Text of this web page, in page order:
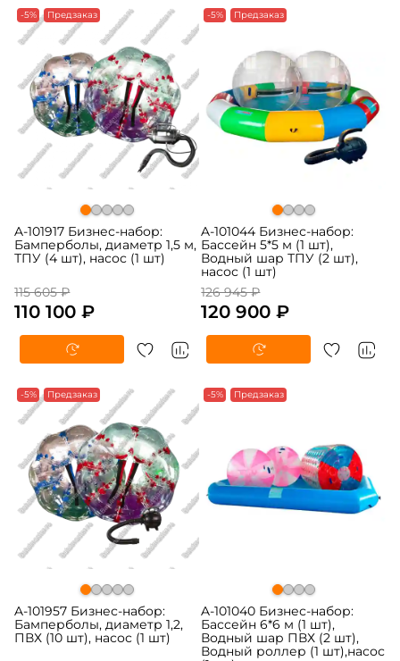
-5% Предзаказ
A-101917 Бизнес-набор:
Бамперболы, диаметр 1,5 м,
ТПУ (4 шт), насос (1 шт)
115 605 ₽
110 100 ₽
-5% Предзаказ
A-101044 Бизнес-набор:
Бассейн 5*5 м (1 шт),
Водный шар ТПУ (2 шт),
насос (1 шт)
126 945 ₽
120 900 ₽
-5% Предзаказ
A-101957 Бизнес-набор:
Бамперболы, диаметр 1,2,
ПВХ (10 шт), насос (1 шт)
-5% Предзаказ
A-101040 Бизнес-набор:
Бассейн 6*6 м (1 шт),
Водный шар ПВХ (2 шт),
Водный роллер (1 шт),насос